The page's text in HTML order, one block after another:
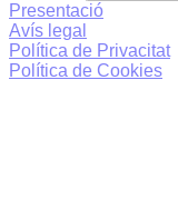
Presentació
Avís legal
Política de Privacitat
Política de Cookies